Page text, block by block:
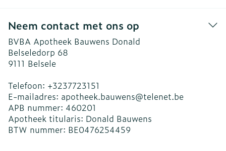
Neem contact met ons op
BVBA Apotheek Bauwens Donald
Belseledorp 68
9111 Belsele
Telefoon: +3237723151
E-mailadres: apotheek.bauwens@telenet.be
APB nummer: 460201
Apotheek titularis: Donald Bauwens
BTW nummer: BE0476254459